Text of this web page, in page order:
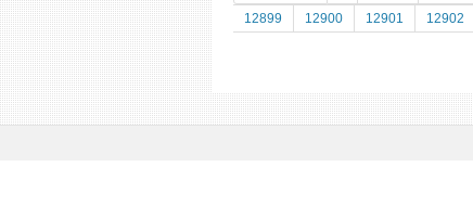
12899
12900 12901 12902